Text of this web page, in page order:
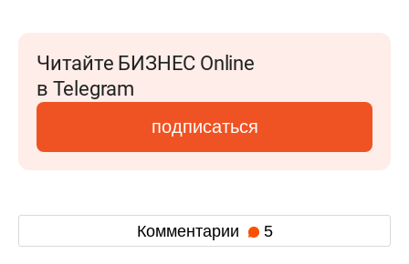
Читайте БИЗНЕС Online
в Telegram
подписаться
Комментарии 5